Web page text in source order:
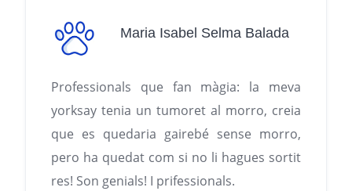
Maria Isabel Selma Balada
Professionals que fan màgia: la meva
yorksay tenia un tumoret al morro, creia
que es quedaria gairebé sense morro,
pero ha quedat com si no li hagues sortit
res! Son genials! I prifessionals.